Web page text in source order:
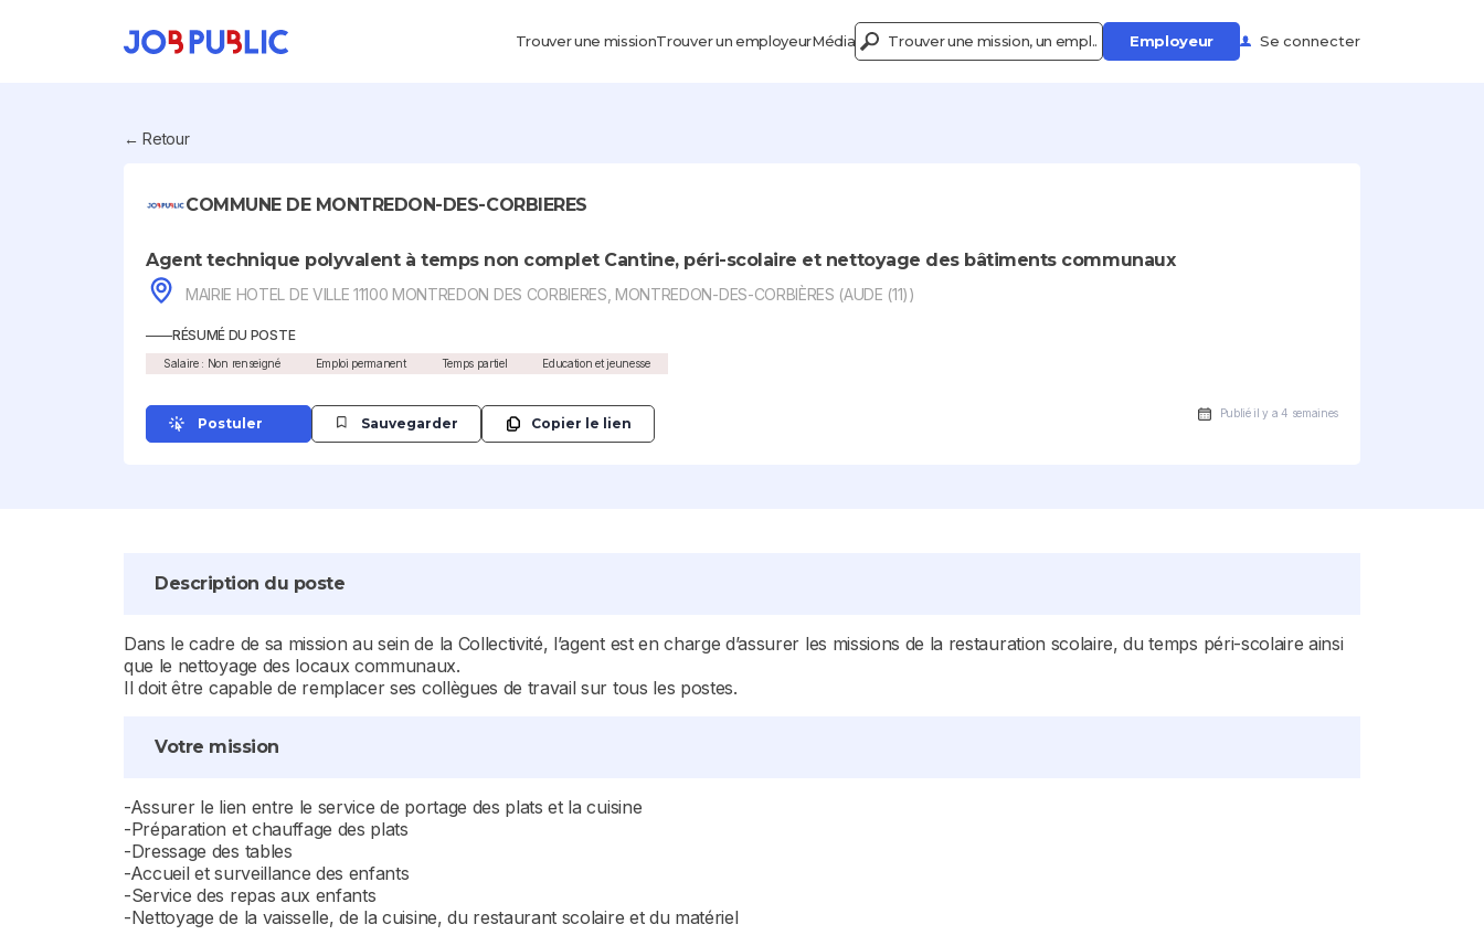
Trouver une missionTrouver un employeurMédia Trouver une mission, un empl.. Employeur Se connecter
← Retour
COMMUNE DE MONTREDON-DES-CORBIERES
Agent technique polyvalent à temps non complet Cantine, péri-scolaire et nettoyage des bâtiments communaux
MAIRIE HOTEL DE VILLE 11100 MONTREDON DES CORBIERES, MONTREDON-DES-CORBIÈRES (AUDE (11))
RÉSUMÉ DU POSTE
Salaire : Non renseigné Emploi permanent Temps partiel Education et jeunesse
Postuler Sauvegarder Copier le lien
Publié il y a 4 semaines
Description du poste
Dans le cadre de sa mission au sein de la Collectivité, l’agent est en charge d’assurer les missions de la restauration scolaire, du temps péri-scolaire ainsi
que le nettoyage des locaux communaux.
Il doit être capable de remplacer ses collègues de travail sur tous les postes.
Votre mission
-Assurer le lien entre le service de portage des plats et la cuisine
-Préparation et chauffage des plats
-Dressage des tables
-Accueil et surveillance des enfants
-Service des repas aux enfants
-Nettoyage de la vaisselle, de la cuisine, du restaurant scolaire et du matériel